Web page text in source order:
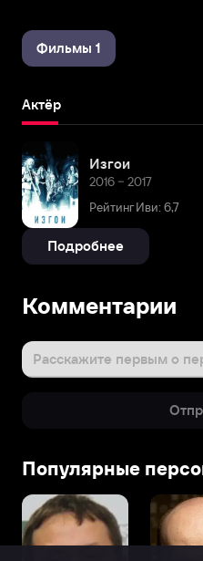
Фильмы 1
Актёр
Изгои
2016 – 2017
Рейтинг Иви: 6,7
Подробнее
Комментарии
Расскажите первым о
Популярные